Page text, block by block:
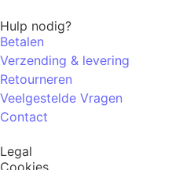
Hulp nodig?
Betalen
Verzending & levering
Retourneren
Veelgestelde Vragen
Contact
Legal
Cookies